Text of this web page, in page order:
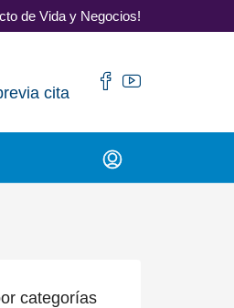
de Vida y Negocios!
cita
categorías